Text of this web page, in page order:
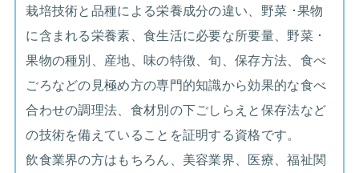
栽培技術と品種による栄養成分の違い、野菜 ･果物
に含まれる栄養素、食生活に必要な所要量、野菜 ･
果物の種別、産地、味の特徴、旬、保存方法、食べ
ごろなどの見極め方の専門的知識から効果的な食べ
合わせの調理法、食材別の下ごしらえと保存法など
の技術を備えていることを証明する資格です。
飲食業界の方はもちろん、美容業界、医療、福祉関